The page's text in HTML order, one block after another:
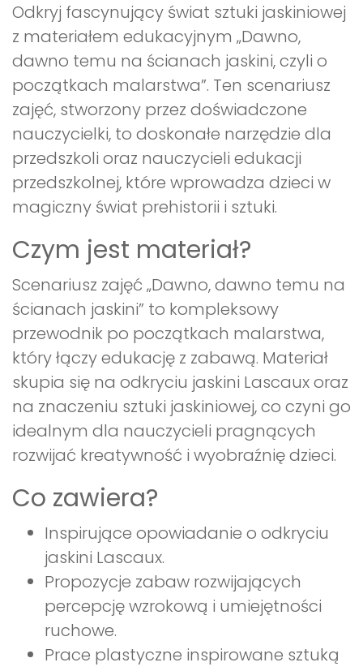
Odkryj fascynujący świat sztuki jaskiniowej
z materiałem edukacyjnym „Dawno,
dawno temu na ścianach jaskini, czyli o
początkach malarstwa”. Ten scenariusz
zajęć, stworzony przez doświadczone
nauczycielki, to doskonałe narzędzie dla
przedszkoli oraz nauczycieli edukacji
przedszkolnej, które wprowadza dzieci w
magiczny świat prehistorii i sztuki.
Czym jest materiał?
Scenariusz zajęć „Dawno, dawno temu na
ścianach jaskini” to kompleksowy
przewodnik po początkach malarstwa,
który łączy edukację z zabawą. Materiał
skupia się na odkryciu jaskini Lascaux oraz
na znaczeniu sztuki jaskiniowej, co czyni go
idealnym dla nauczycieli pragnących
rozwijać kreatywność i wyobraźnię dzieci.
Co zawiera?
Inspirujące opowiadanie o odkryciu
jaskini Lascaux.
Propozycje zabaw rozwijających
percepcję wzrokową i umiejętności
ruchowe.
Prace plastyczne inspirowane sztuką